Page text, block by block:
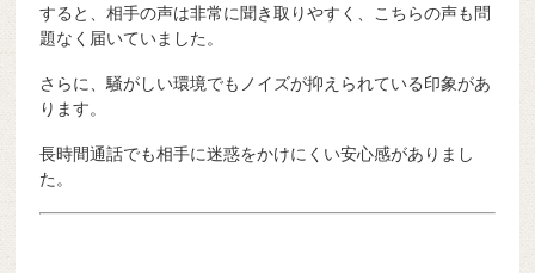
すると、相手の声は非常に聞き取りやすく、こちらの声も問
題なく届いていました。
さらに、騒がしい環境でもノイズが抑えられている印象があ
ります。
長時間通話でも相手に迷惑をかけにくい安心感がありまし
た。